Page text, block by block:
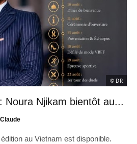
© DR
Noura Njikam bientôt au...
au Vietnam est disponible.